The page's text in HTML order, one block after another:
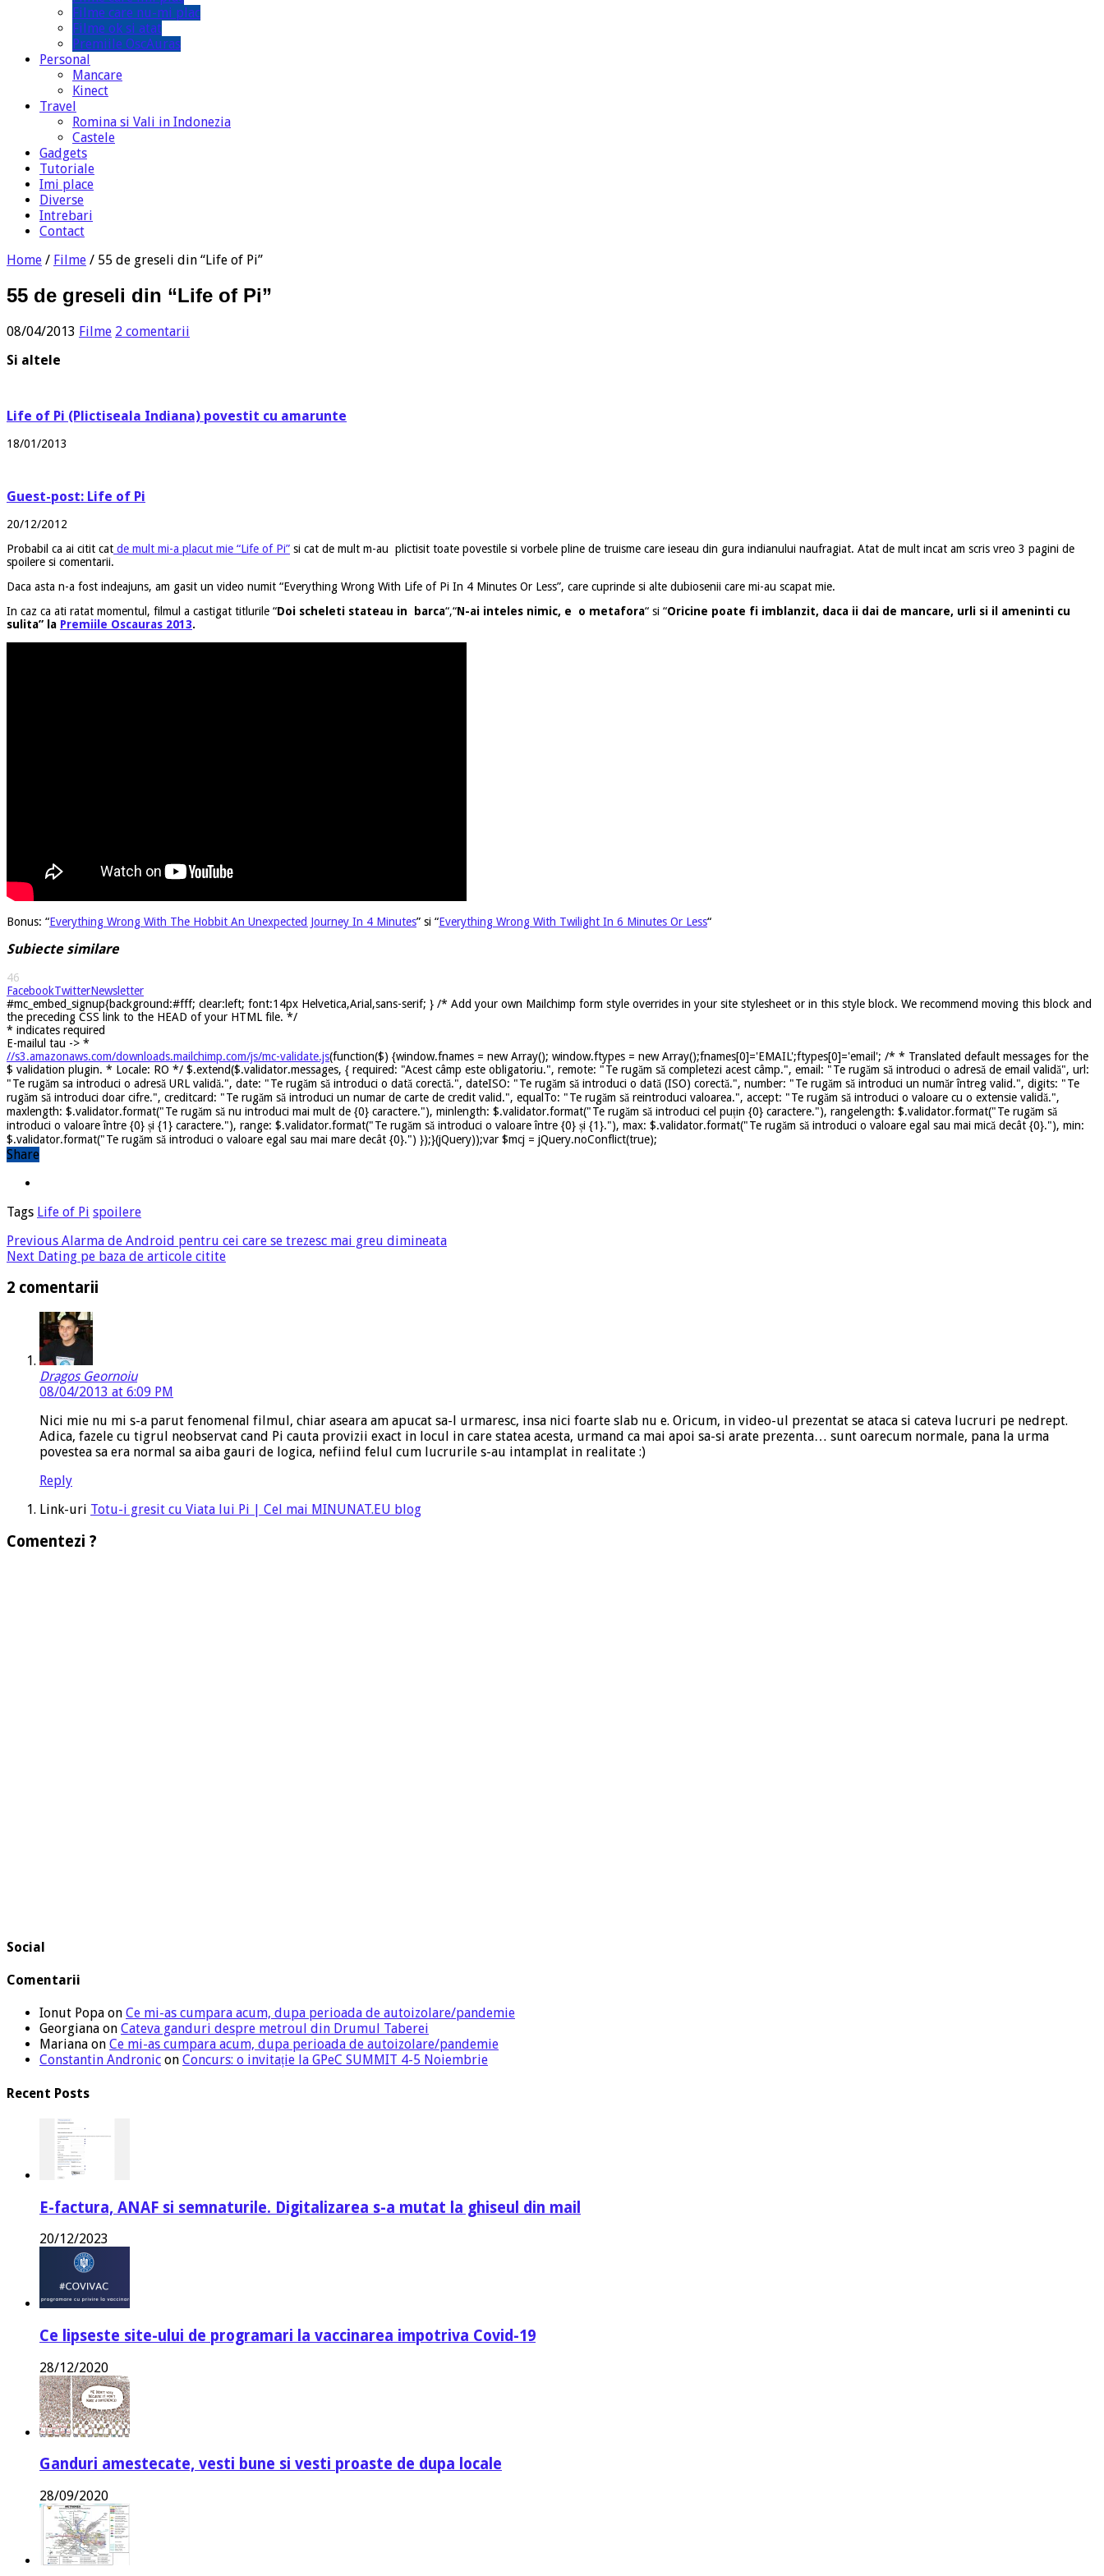
Filme care nu-mi plac
Filme ok si atat
Premiile OscAuras
Personal
Mancare
Kinect
Travel
Romina si Vali in Indonezia
Castele
Gadgets
Tutoriale
Imi place
Diverse
Intrebari
Contact
Home / Filme / 55 de greseli din “Life of Pi”
55 de greseli din “Life of Pi”
08/04/2013 Filme 2 comentarii
Si altele
Life of Pi (Plictiseala Indiana) povestit cu amarunte
18/01/2013
Guest-post: Life of Pi
20/12/2012
Probabil ca ai citit cat de mult mi-a placut mie “Life of Pi” si cat de mult m-au plictisit toate povestile si vorbele pline de truisme care ieseau din gura indianului naufragiat. Atat de mult incat am scris vreo 3 pagini de
spoilere si comentarii.
Daca asta n-a fost indeajuns, am gasit un video numit “Everything Wrong With Life of Pi In 4 Minutes Or Less”, care cuprinde si alte dubiosenii care mi-au scapat mie.
In caz ca ati ratat momentul, filmul a castigat titlurile “Doi scheleti stateau in barca“,“N-ai inteles nimic, e o metafora“ si “Oricine poate fi imblanzit, daca ii dai de mancare, urli si il ameninti cu
sulita” la Premiile Oscauras 2013.
Bonus: “Everything Wrong With The Hobbit An Unexpected Journey In 4 Minutes” si “Everything Wrong With Twilight In 6 Minutes Or Less“
Subiecte similare
46
FacebookTwitterNewsletter
#mc_embed_signup{background:#fff; clear:left; font:14px Helvetica,Arial,sans-serif; } /* Add your own Mailchimp form style overrides in your site stylesheet or in this style block. We recommend moving this block and
the preceding CSS link to the HEAD of your HTML file. */
* indicates required
E-mailul tau -> *
//s3.amazonaws.com/downloads.mailchimp.com/js/mc-validate.js(function($) {window.fnames = new Array(); window.ftypes = new Array();fnames[0]='EMAIL';ftypes[0]='email'; /* * Translated default messages for the
$ validation plugin. * Locale: RO */ $.extend($.validator.messages, { required: "Acest câmp este obligatoriu.", remote: "Te rugăm să completezi acest câmp.", email: "Te rugăm să introduci o adresă de email validă", url:
"Te rugăm sa introduci o adresă URL validă.", date: "Te rugăm să introduci o dată corectă.", dateISO: "Te rugăm să introduci o dată (ISO) corectă.", number: "Te rugăm să introduci un număr întreg valid.", digits: "Te
rugăm să introduci doar cifre.", creditcard: "Te rugăm să introduci un numar de carte de credit valid.", equalTo: "Te rugăm să reintroduci valoarea.", accept: "Te rugăm să introduci o valoare cu o extensie validă.",
maxlength: $.validator.format("Te rugăm să nu introduci mai mult de {0} caractere."), minlength: $.validator.format("Te rugăm să introduci cel puțin {0} caractere."), rangelength: $.validator.format("Te rugăm să
introduci o valoare între {0} și {1} caractere."), range: $.validator.format("Te rugăm să introduci o valoare între {0} și {1}."), max: $.validator.format("Te rugăm să introduci o valoare egal sau mai mică decât {0}."), min:
$.validator.format("Te rugăm să introduci o valoare egal sau mai mare decât {0}.") });}(jQuery));var $mcj = jQuery.noConflict(true);
Share
Tags Life of Pi spoilere
Previous Alarma de Android pentru cei care se trezesc mai greu dimineata
Next Dating pe baza de articole citite
2 comentarii
Dragos Geornoiu
08/04/2013 at 6:09 PM
Nici mie nu mi s-a parut fenomenal filmul, chiar aseara am apucat sa-l urmaresc, insa nici foarte slab nu e. Oricum, in video-ul prezentat se ataca si cateva lucruri pe nedrept.
Adica, fazele cu tigrul neobservat cand Pi cauta provizii exact in locul in care statea acesta, urmand ca mai apoi sa-si arate prezenta… sunt oarecum normale, pana la urma
povestea sa era normal sa aiba gauri de logica, nefiind felul cum lucrurile s-au intamplat in realitate :)
Reply
Link-uri Totu-i gresit cu Viata lui Pi | Cel mai MINUNAT.EU blog
Comentezi ?
Social
Comentarii
Ionut Popa on Ce mi-as cumpara acum, dupa perioada de autoizolare/pandemie
Georgiana on Cateva ganduri despre metroul din Drumul Taberei
Mariana on Ce mi-as cumpara acum, dupa perioada de autoizolare/pandemie
Constantin Andronic on Concurs: o invitație la GPeC SUMMIT 4-5 Noiembrie
Recent Posts
E-factura, ANAF si semnaturile. Digitalizarea s-a mutat la ghiseul din mail
20/12/2023
Ce lipseste site-ului de programari la vaccinarea impotriva Covid-19
28/12/2020
Ganduri amestecate, vesti bune si vesti proaste de dupa locale
28/09/2020